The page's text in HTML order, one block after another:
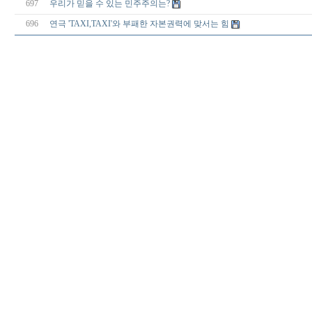
697 우리가 믿을 수 있는 민주주의는?
696 연극 'TAXI,TAXI'와 부패한 자본권력에 맞서는 힘